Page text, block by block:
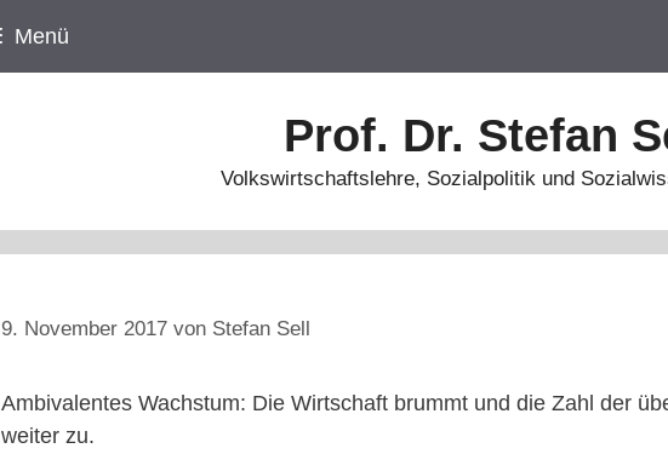
Menü
Prof. Dr. Stefan
Volkswirtschaftslehre, Sozialpolitik und
9. November 2017 von Stefan Sell
Ambivalentes Wachstum: Die Wirtschaft brummt und die Zahl der
weiter zu.